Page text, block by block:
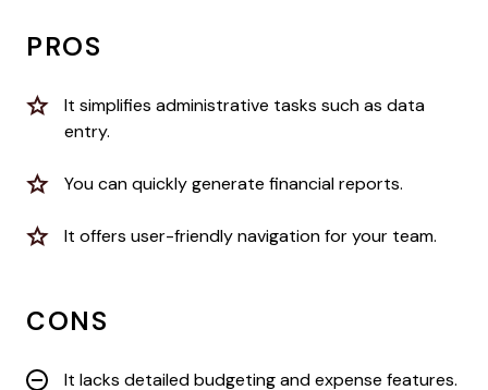
PROS
It simplifies administrative tasks such as data
entry.
You can quickly generate financial reports.
It offers user-friendly navigation for your team.
CONS
It lacks detailed budgeting and expense features.